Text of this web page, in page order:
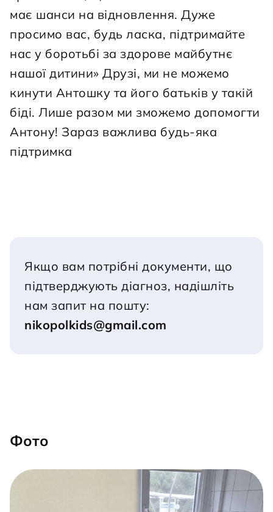
має шанси на відновлення. Дуже
просимо вас, будь ласка, підтримайте
нас у боротьбі за здорове майбутнє
нашої дитини» Друзі, ми не можемо
кинути Антошку та його батьків у такій
біді. Лише разом ми зможемо допомогти
Антону! Зараз важлива будь-яка
підтримка
Якщо вам потрібні документи, що
підтверджують діагноз, надішліть
нам запит на пошту:
nikopolkids@gmail.com
Фото